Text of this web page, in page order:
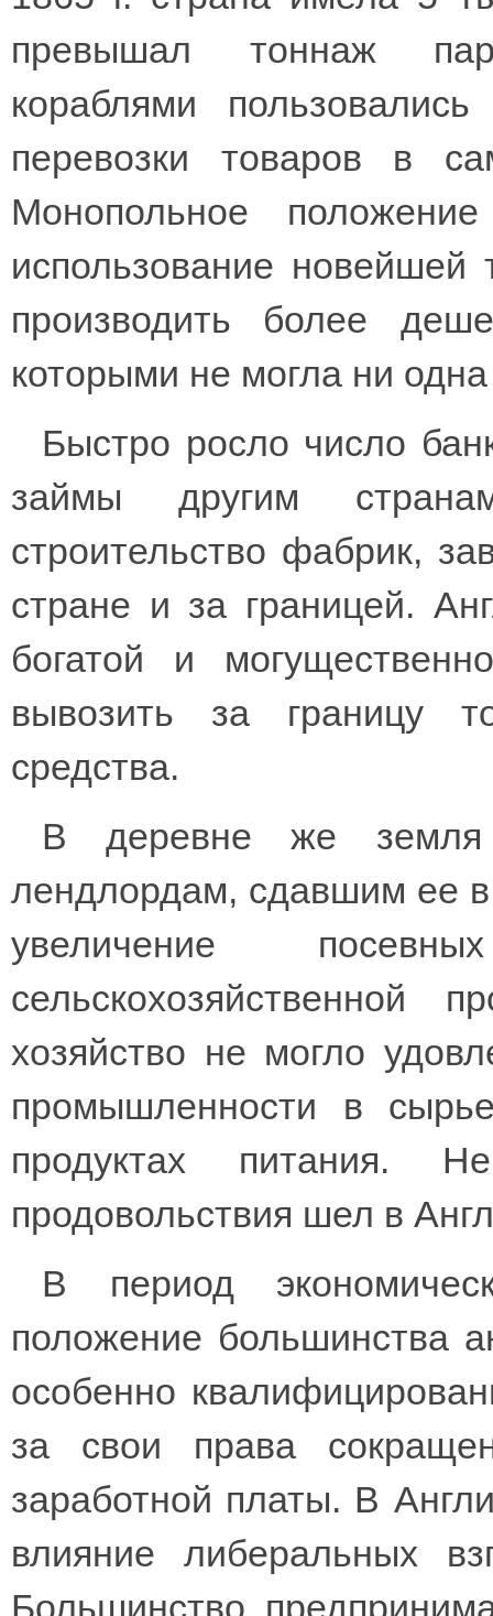
превышал тоннаж
кораблями
перевозки товаров в
Монопольное
использование новейшей
производить более
которыми не могла ни
Быстро росло число
займы другим
строительство фабрик,
стране и за границей.
богатой и
вывозить за границу
средства.
В деревне же земля
лендлордам, сдавшим ее
увеличение
сельскохозяйственной
хозяйство не могло
промышленности в
продуктах питания.
продовольствия шел в
В период
положение большинства
особенно
за свои права
заработной платы. В
влияние либеральных
Большинство